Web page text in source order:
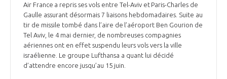
Air France a repris ses vols entre Tel-Aviv et Paris-Charles de
Gaulle assurant désormais 7 liaisons hebdomadaires. Suite au
tir de missile tombé dans l’aire de l’aéroport Ben Gourion de
Tel Aviv, le 4 mai dernier, de nombreuses compagnies
aériennes ont en effet suspendu leurs vols vers la ville
israélienne. Le groupe Lufthansa a quant lui décidé
d’attendre encore jusqu’au 15 juin.